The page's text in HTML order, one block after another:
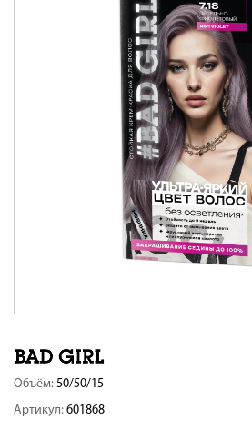
Объём: 50/50/15
Артикул: 601868